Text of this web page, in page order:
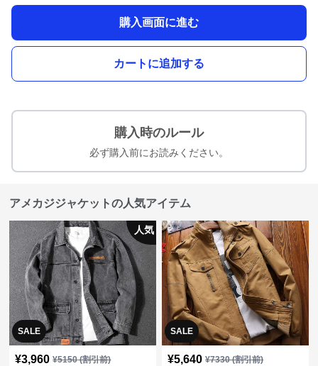
購入画面に進む
カートに追加する
購入時のルール
必ず購入前にお読みください。
アメカジジャケットの人気アイテム
SALE
人気
¥3,960 ¥5150(割引前)
SALE
¥5,640 ¥7330(割引前)